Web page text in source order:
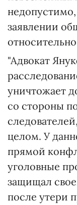
заявлении
"Адвокат
уничтожает
со стороны
целом. У
прямой
уголовные
защищал
после утери